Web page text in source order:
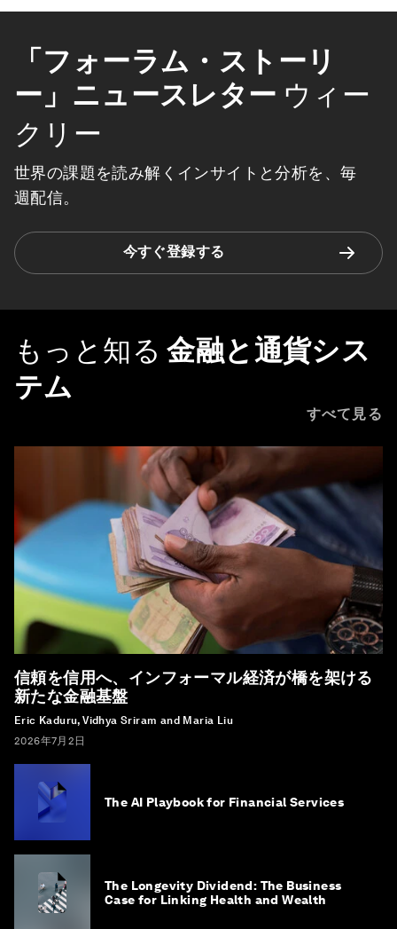
「フォーラム・ストーリ
ー」ニュースレター ウィー
クリー
世界の課題を読み解くインサイトと分析を、毎
週配信。
今すぐ登録する
もっと知る 金融と通貨シス
テム
すべて見る
信頼を信用へ、インフォーマル経済が橋を架ける
新たな金融基盤
Eric Kaduru, Vidhya Sriram and Maria Liu
2026年7月2日
The AI Playbook for Financial Services
The Longevity Dividend: The Business
Case for Linking Health and Wealth